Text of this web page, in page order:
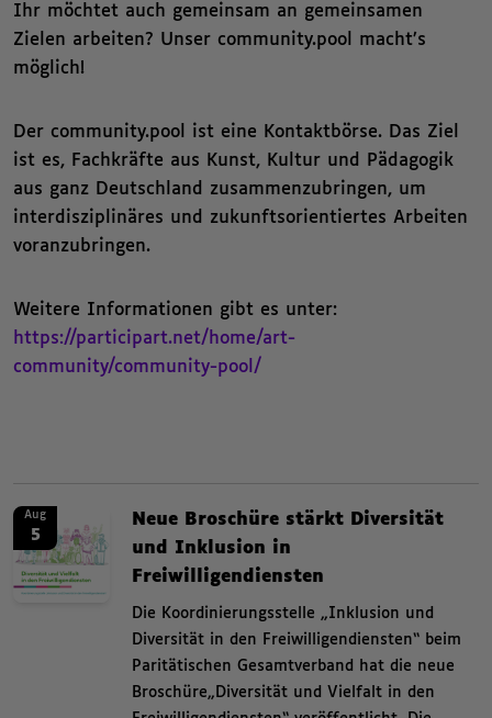
Ihr möchtet auch gemeinsam an gemeinsamen
Zielen arbeiten? Unser community.pool macht’s
möglich!
Der community.pool ist eine Kontaktbörse. Das Ziel
ist es, Fachkräfte aus Kunst, Kultur und Pädagogik
aus ganz Deutschland zusammenzubringen, um
interdisziplinäres und zukunftsorientiertes Arbeiten
voranzubringen.
Weitere Informationen gibt es unter:
https://participart.net/home/art-
community/community-pool/
Zusammenfassende
News.
Neue Broschüre stärkt Diversität
und Inklusion in
Freiwilligendiensten
Die Koordinierungsstelle „Inklusion und
Diversität in den Freiwilligendiensten“ beim
Paritätischen Gesamtverband hat die neue
Broschüre„Diversität und Vielfalt in den
Aug
5